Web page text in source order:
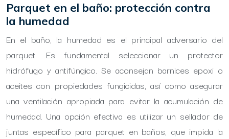
Parquet en el baño: protección contra
la humedad
En el baño, la humedad es el principal adversario del
parquet. Es fundamental seleccionar un protector
hidrófugo y antifúngico. Se aconsejan barnices epoxi o
aceites con propiedades fungicidas, así como asegurar
una ventilación apropiada para evitar la acumulación de
humedad. Una opción efectiva es utilizar un sellador de
juntas específico para parquet en baños, que impida la